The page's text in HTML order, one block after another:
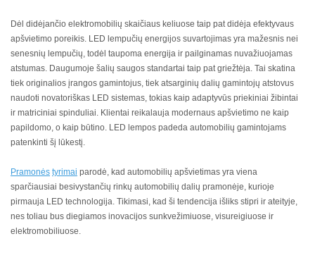
Dėl didėjančio elektromobilių skaičiaus keliuose taip pat didėja efektyvaus
apšvietimo poreikis. LED lempučių energijos suvartojimas yra mažesnis nei
senesnių lempučių, todėl taupoma energija ir pailginamas nuvažiuojamas
atstumas. Daugumoje šalių saugos standartai taip pat griežtėja. Tai skatina
tiek originalios įrangos gamintojus, tiek atsarginių dalių gamintojų atstovus
naudoti novatoriškas LED sistemas, tokias kaip adaptyvūs priekiniai žibintai
ir matriciniai spinduliai. Klientai reikalauja modernaus apšvietimo ne kaip
papildomo, o kaip būtino. LED lempos padeda automobilių gamintojams
patenkinti šį lūkestį.
Pramonės tyrimai parodė, kad automobilių apšvietimas yra viena
sparčiausiai besivystančių rinkų automobilių dalių pramonėje, kurioje
pirmauja LED technologija. Tikimasi, kad ši tendencija išliks stipri ir ateityje,
nes toliau bus diegiamos inovacijos sunkvežimiuose, visureigiuose ir
elektromobiliuose.